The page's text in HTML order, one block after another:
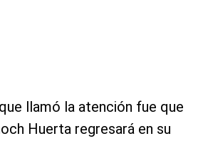
llamó la atención fue que
Huerta regresará en su